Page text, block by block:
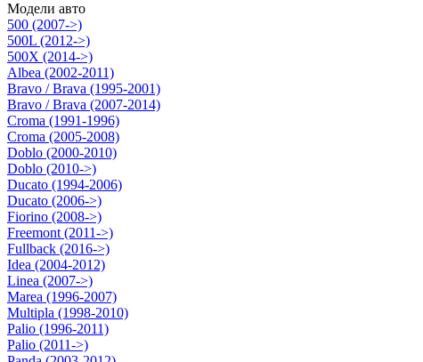
Модели авто
500 (2007->)
500L (2012->)
500X (2014->)
Albea (2002-2011)
Bravo / Brava (1995-2001)
Bravo / Brava (2007-2014)
Croma (1991-1996)
Croma (2005-2008)
Doblo (2000-2010)
Doblo (2010->)
Ducato (1994-2006)
Ducato (2006->)
Fiorino (2008->)
Freemont (2011->)
Fullback (2016->)
Idea (2004-2012)
Linea (2007->)
Marea (1996-2007)
Multipla (1998-2010)
Palio (1996-2011)
Palio (2011->)